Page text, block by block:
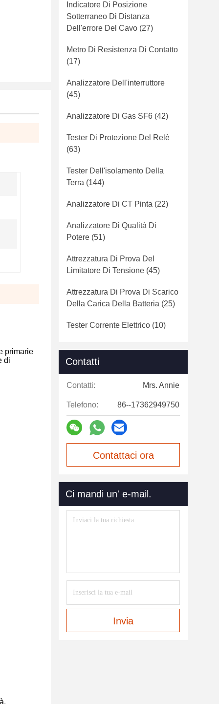
primarie
di
Indicatore Di Posizione
Sotterraneo Di Distanza
Dell'errore Del Cavo (27)
Metro Di Resistenza Di Contatto
(17)
Analizzatore Dell'interruttore
(45)
Analizzatore Di Gas SF6 (42)
Tester Di Protezione Del Relè
(63)
Tester Dell'isolamento Della
Terra (144)
Analizzatore Di CT Pinta (22)
Analizzatore Di Qualità Di
Potere (51)
Attrezzatura Di Prova Del
Limitatore Di Tensione (45)
Attrezzatura Di Prova Di Scarico
Della Carica Della Batteria (25)
Tester Corrente Elettrico (10)
Contatti
Contatti: Mrs. Annie
Telefono: 86--17362949750
Contattaci ora
Ci mandi un' e-mail.
Invia